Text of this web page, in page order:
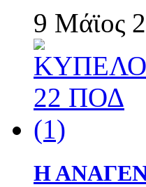
9 Μάϊος
Η